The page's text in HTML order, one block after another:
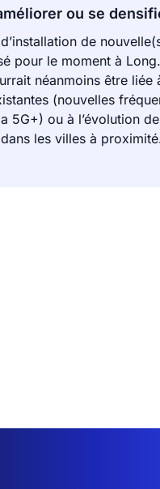
ou se
de
pour le moment à
néanmoins être liée
(nouvelles
5G+) ou à l’évolution
les villes à